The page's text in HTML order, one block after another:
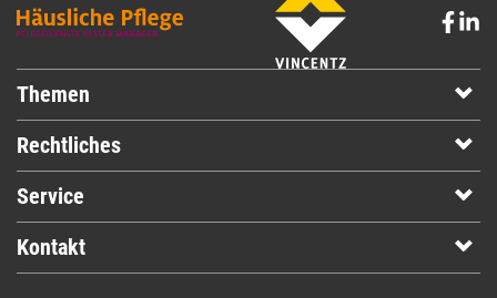
Themen
Rechtliches
Service
Kontakt